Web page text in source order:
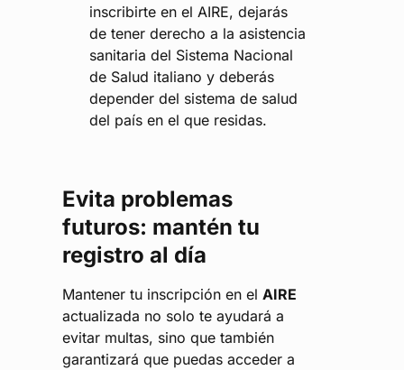
inscribirte en el AIRE, dejarás
de tener derecho a la asistencia
sanitaria del Sistema Nacional
de Salud italiano y deberás
depender del sistema de salud
del país en el que residas.
Evita problemas
futuros: mantén tu
registro al día
Mantener tu inscripción en elAIRE
actualizada no solo te ayudará a
evitar multas, sino que también
garantizará que puedas acceder a